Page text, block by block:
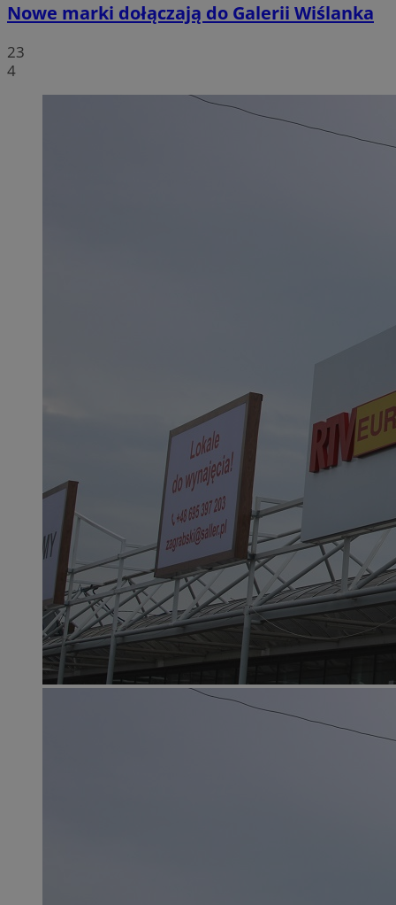
Nowe marki dołączają do Galerii Wiślanka
23
4